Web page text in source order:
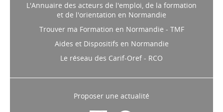
L'Annuaire des acteurs de l'emploi, de la formation
et de l'orientation en Normandie
Trouver ma Formation en Normandie - TMF
Aides et Dispositifs en Normandie
Le réseau des Carif-Oref - RCO
Proposer une actualité